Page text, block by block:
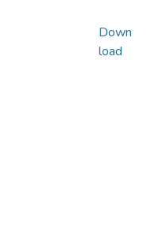
Down
load